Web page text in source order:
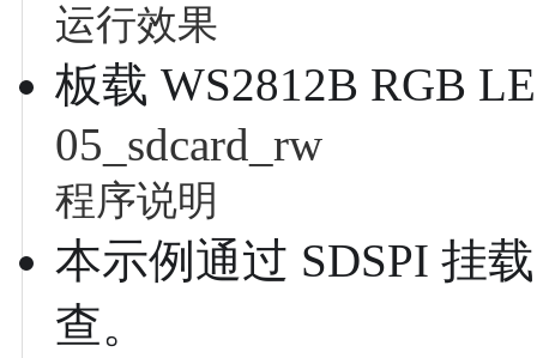
运行效果
板载 WS2812B RGB
05_sdcard_rw
程序说明
本示例通过 SDSPI 挂
查。